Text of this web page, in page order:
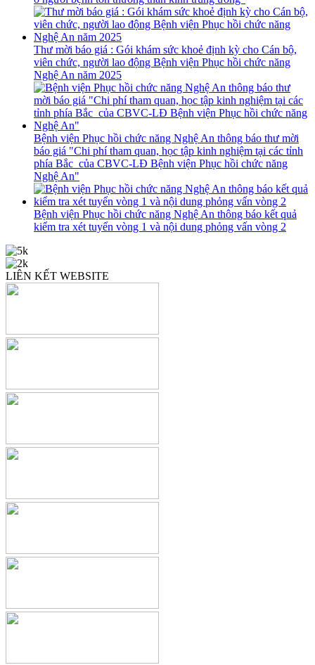
Thư mời báo giá : Gói khám sức khoẻ định kỳ cho Cán bộ,
viên chức, người lao động Bệnh viện Phục hồi chức năng
Nghệ An năm 2025
Bệnh viện Phục hồi chức năng Nghệ An thông báo thư mời
báo giá "Chi phí tham quan, học tập kinh nghiệm tại các tỉnh
phía Bắc của CBVC-LĐ Bệnh viện Phục hồi chức năng
Nghệ An"
Bệnh viện Phục hồi chức năng Nghệ An thông báo kết quả
kiểm tra xét tuyển vòng 1 và nội dung phỏng vấn vòng 2
LIÊN KẾT WEBSITE